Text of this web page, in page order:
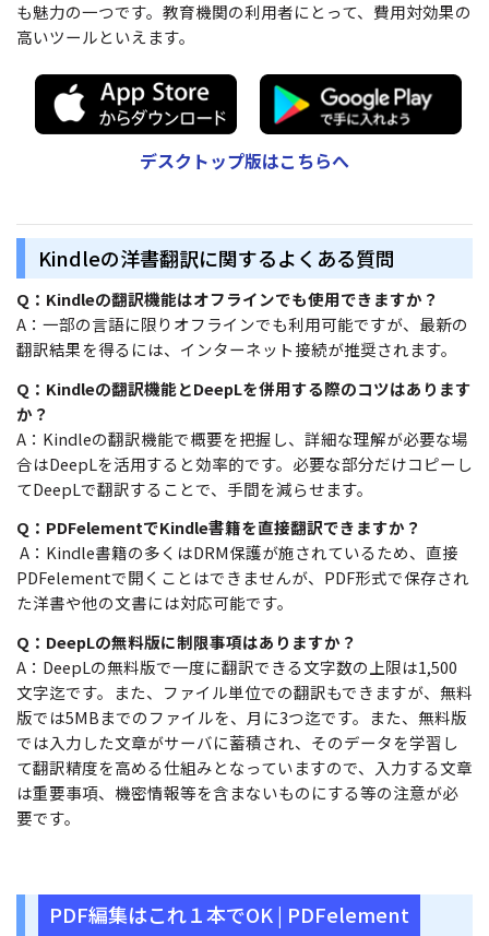
も魅力の一つです。教育機関の利用者にとって、費用対効果の
高いツールといえます。
デスクトップ版はこちらへ
Kindleの洋書翻訳に関するよくある質問
Q：Kindleの翻訳機能はオフラインでも使用できますか？
A：一部の言語に限りオフラインでも利用可能ですが、最新の
翻訳結果を得るには、インターネット接続が推奨されます。
Q：Kindleの翻訳機能とDeepLを併用する際のコツはあります
か？
A：Kindleの翻訳機能で概要を把握し、詳細な理解が必要な場
合はDeepLを活用すると効率的です。必要な部分だけコピーし
てDeepLで翻訳することで、手間を減らせます。
Q：PDFelementでKindle書籍を直接翻訳できますか？
A：Kindle書籍の多くはDRM保護が施されているため、直接
PDFelementで開くことはできませんが、PDF形式で保存され
た洋書や他の文書には対応可能です。
Q：DeepLの無料版に制限事項はありますか？
A：DeepLの無料版で一度に翻訳できる文字数の上限は1,500
文字迄です。また、ファイル単位での翻訳もできますが、無料
版では5MBまでのファイルを、月に3つ迄です。また、無料版
では入力した文章がサーバに蓄積され、そのデータを学習し
て翻訳精度を高める仕組みとなっていますので、入力する文章
は重要事項、機密情報等を含まないものにする等の注意が必
要です。
PDF編集はこれ１本でOK | PDFelement